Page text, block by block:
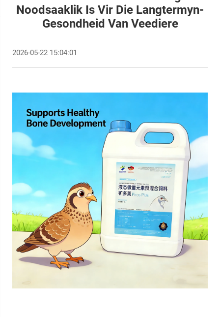
Noodsaaklik Is Vir Die Langtermyn-
Gesondheid Van Veediere
2026-05-22 15:04:01